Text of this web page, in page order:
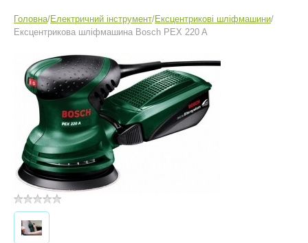
Головна/Електричний інструмент/Ексцентрикові шліфмашини/
Ексцентрикова шліфмашина Bosch PEX 220 A